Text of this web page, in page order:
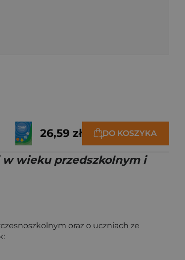
26,59 zł DO KOSZYKA
wieku przedszkolnym i
oraz o uczniach ze